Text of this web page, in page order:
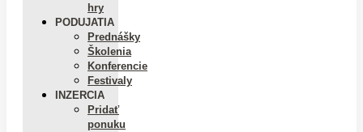
hry
PODUJATIA
Prednášky
Školenia
Konferencie
Festivaly
INZERCIA
Pridať
ponuku